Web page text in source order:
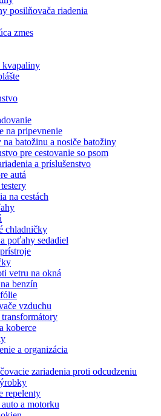
posilňovača riadenia
zmes
kvapaliny
na pripevnenie
na batožinu a nosiče batožiny
pre cestovanie so psom
a príslušenstvo
autá
na cestách
chladničky
poťahy sedadiel
vetru na okná
benzín
vzduchu
koberce
a organizácia
zariadenia proti odcudzeniu
repelenty
a motorku